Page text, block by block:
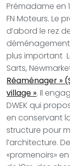
Prémadame en
FN Moteurs. Le
d’abord le rez
plus important
Sarts,
Réaménager »
village ». Il
DWEK qui
en conservant
structure pour
l’architecture.
«promenoirs»